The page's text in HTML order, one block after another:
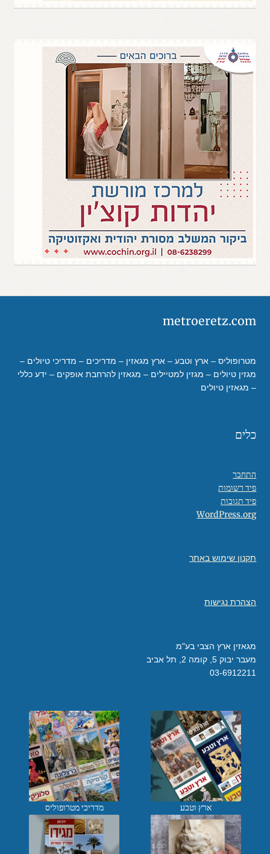
metroeretz.com
מטרופוליס – ארץ וטבע – ארץ מגאזין – מדריכים – מדריכי טיולים –
מגזין טיולים – מגזין למטיילים – מגאזין להרחבת אופקים – ידע כללי
– מגאזין טיולים
כלים
התחבר
פיד רשומות
פיד תגובות
WordPress.org
תקנון שימוש באתר
הצהרת נגישות
מגאזין ארץ הצבי בע"מ
מעבר יבוק 5, קומה 2, תל אביב
03-6912211
ארץ וטבע מדריכי מטרופוליס